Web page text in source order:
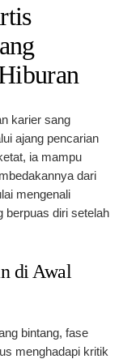
karier sang
ajang pencarian
ia mampu
dari
mengenali
berpuas diri setelah
di Awal
bintang, fase
menghadapi kritik